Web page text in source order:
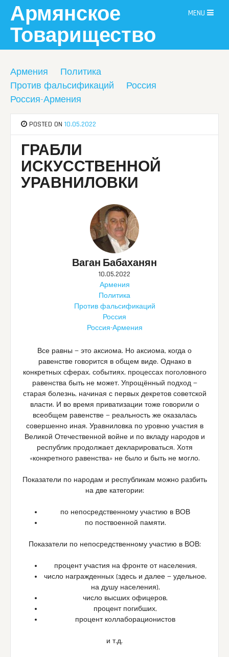
content
Армянское
Товарищество
MENU
Армения
Политика
Против фальсификаций
Россия
Россия-Армения
POSTED ON10.05.2022
ГРАБЛИ
ИСКУССТВЕННОЙ
УРАВНИЛОВКИ
Ваган Бабаханян
10.05.2022
Армения
Политика
Против фальсификаций
Россия
Россия-Армения
Все равны — это аксиома. Но аксиома, когда о
равенстве говорится в общем виде. Однако в
конкретных сферах, событиях, процессах поголовного
равенства быть не может. Упрощённый подход —
старая болезнь, начиная с первых декретов советской
власти. И во время приватизации тоже говорили о
всеобщем равенстве — реальность же оказалась
совершенно иная. Уравниловка по уровню участия в
Великой Отечественной войне и по вкладу народов и
республик продолжает декларироваться. Хотя
«конкретного равенства» не было и быть не могло.
Показатели по народам и республикам можно разбить
на две категории:
по непосредственному участию в ВОВ
по поствоенной памяти.
Показатели по непосредственному участию в ВОВ:
процент участия на фронте от населения,
число награжденных (здесь и далее — удельное,
на душу населения),
число высших офицеров,
процент погибших,
процент коллаборационистов
и т.д.